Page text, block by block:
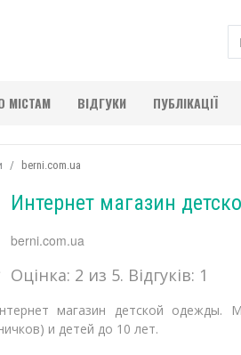
МІСТАМ ВІДГУКИ ПУБЛІКАЦІЇ
berni.com.ua
Интернет магазин
berni.com.ua
Оцінка: 2 из 5. Відгуків: 1
магазин детской
и детей до 10 лет.